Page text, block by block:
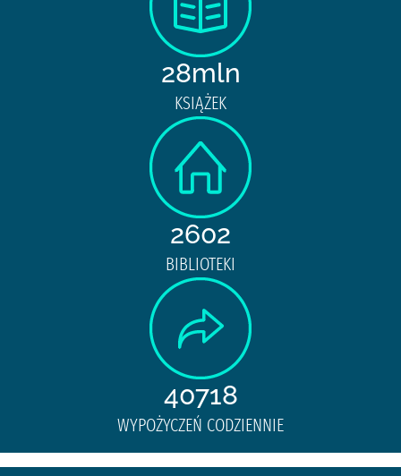
28mln
KSIĄŻEK
2602
BIBLIOTEKI
40718
WYPOŻYCZEŃ CODZIENNIE